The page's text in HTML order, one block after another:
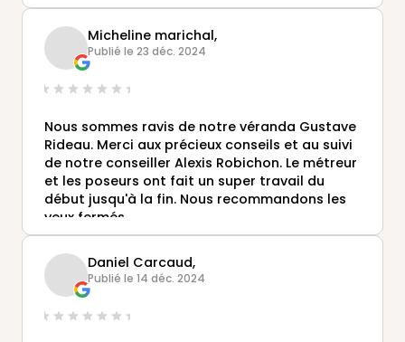
Micheline marichal,
Publié le 23 déc. 2024
Nous sommes ravis de notre véranda Gustave
Rideau. Merci aux précieux conseils et au suivi
de notre conseiller Alexis Robichon. Le métreur
et les poseurs ont fait un super travail du
début jusqu'à la fin. Nous recommandons les
yeux fermés.
Daniel Carcaud,
Publié le 14 déc. 2024